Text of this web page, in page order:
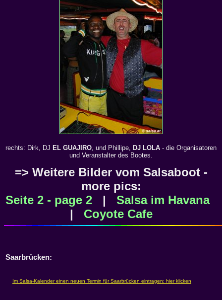
rechts: Dirk, DJ EL GUAJIRO, und Phillipe, DJ LOLA - die Organisatoren
und Veranstalter des Bootes.
=> Weitere Bilder vom Salsaboot -
more pics:
Seite 2 - page 2 | Salsa im Havana
| Coyote Cafe
Saarbrücken: